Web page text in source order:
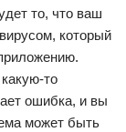
то, что ваш
который
то
ошибка, и вы
может быть